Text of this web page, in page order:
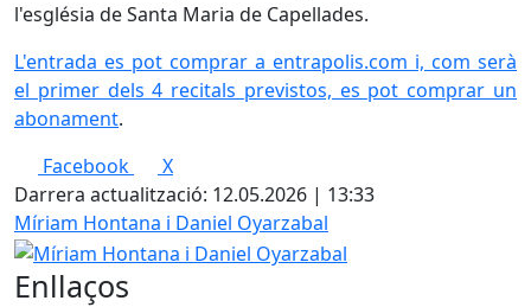
l'església de Santa Maria de Capellades.
L'entrada es pot comprar a entrapolis.com i, com serà
el primer dels 4 recitals previstos, es pot comprar un
abonament.
Facebook
X
Darrera actualització: 12.05.2026 | 13:33
Míriam Hontana i Daniel Oyarzabal
Enllaços